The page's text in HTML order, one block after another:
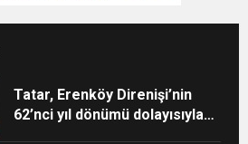
Tatar, Erenköy Direnişi’nin
62’nci yıl dönümü dolayısıyla